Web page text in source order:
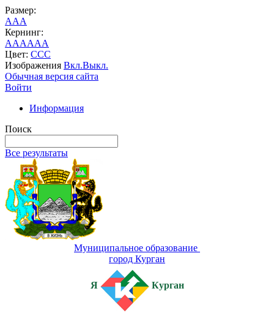
Размер:
AAA
Кернинг:
AAAAAA
Цвет: CCC
Изображения Вкл.Выкл.
Обычная версия сайта
Войти
Информация
Поиск
Все результаты
Муниципальное образование
город Курган
Я Курган